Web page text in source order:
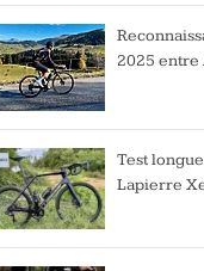
2025 entre
Test
Lapierre